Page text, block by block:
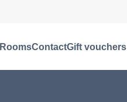
RoomsContactGift vouchers